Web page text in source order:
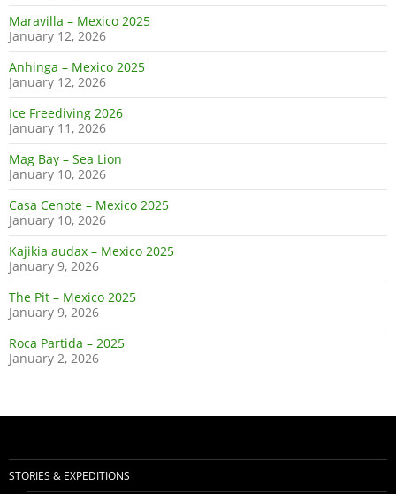
Maravilla – Mexico 2025
January 12, 2026
Anhinga – Mexico 2025
January 12, 2026
Ice Freediving 2026
January 11, 2026
Mag Bay – Sea Lion
January 10, 2026
Casa Cenote – Mexico 2025
January 10, 2026
Kajikia audax – Mexico 2025
January 9, 2026
The Pit – Mexico 2025
January 9, 2026
Roca Partida – 2025
January 2, 2026
STORIES & EXPEDITIONS